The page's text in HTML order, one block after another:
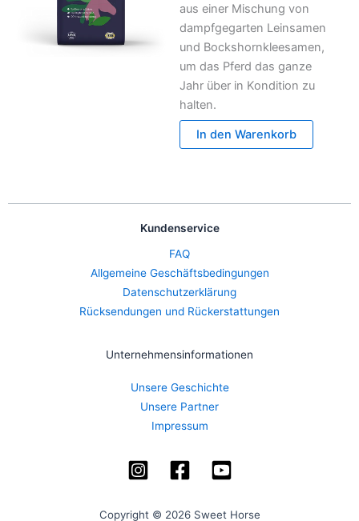
aus einer Mischung von
dampfgegarten Leinsamen
und Bockshornkleesamen,
um das Pferd das ganze
Jahr über in Kondition zu
halten.
In den Warenkorb
Kundenservice
FAQ
Allgemeine Geschäftsbedingungen
Datenschutzerklärung
Rücksendungen und Rückerstattungen
Unternehmensinformationen
Unsere Geschichte
Unsere Partner
Impressum
Copyright © 2026 Sweet Horse